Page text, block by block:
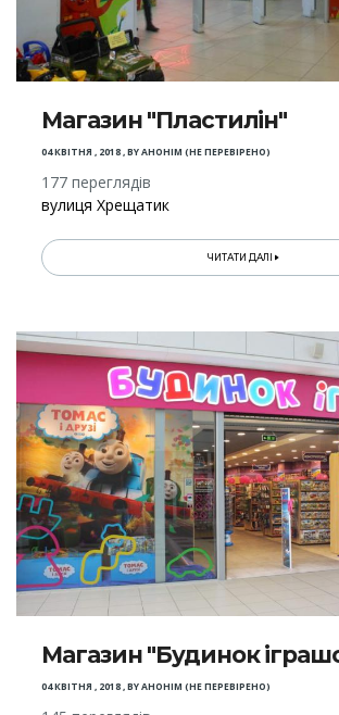
Магазин "Пластилін"
04 КВІТНЯ , 2018,BYАНОНІМ (НЕ ПЕРЕВІРЕНО)
177 переглядів
вулиця Хрещатик
ЧИТАТИ ДАЛІ
Магазин "Будинок
04 КВІТНЯ , 2018,BYАНОНІМ (НЕ ПЕРЕВІРЕНО)